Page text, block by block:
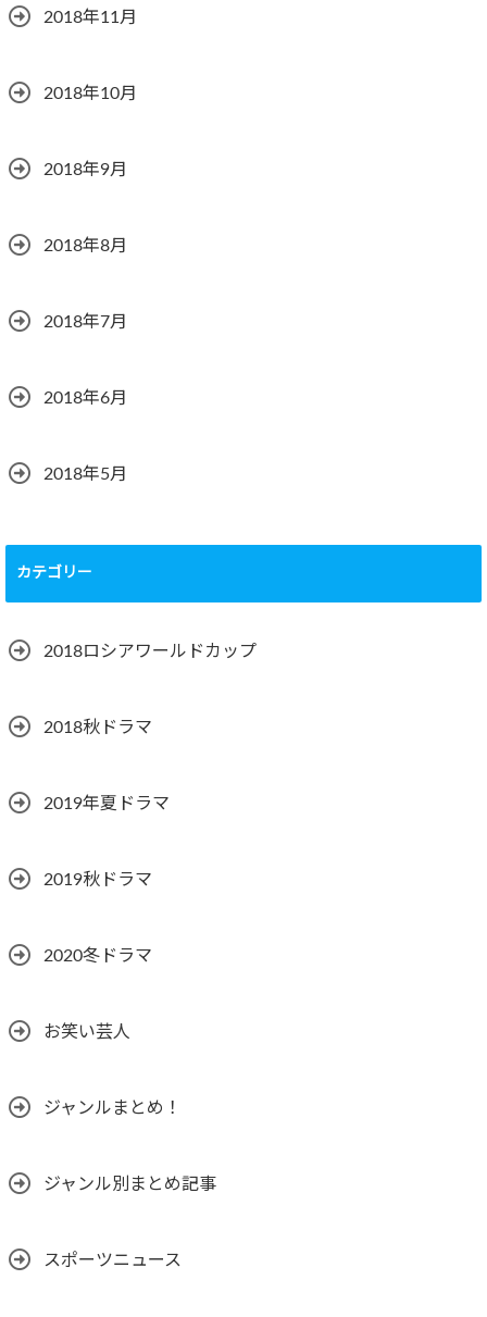
2018年11月
2018年10月
2018年9月
2018年8月
2018年7月
2018年6月
2018年5月
カテゴリー
2018ロシアワールドカップ
2018秋ドラマ
2019年夏ドラマ
2019秋ドラマ
2020冬ドラマ
お笑い芸人
ジャンルまとめ！
ジャンル別まとめ記事
スポーツニュース